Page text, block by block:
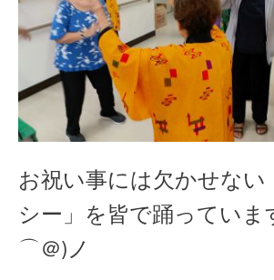
お祝い事には欠かせない
シー」を皆で踊ってい
⌒＠)ノ